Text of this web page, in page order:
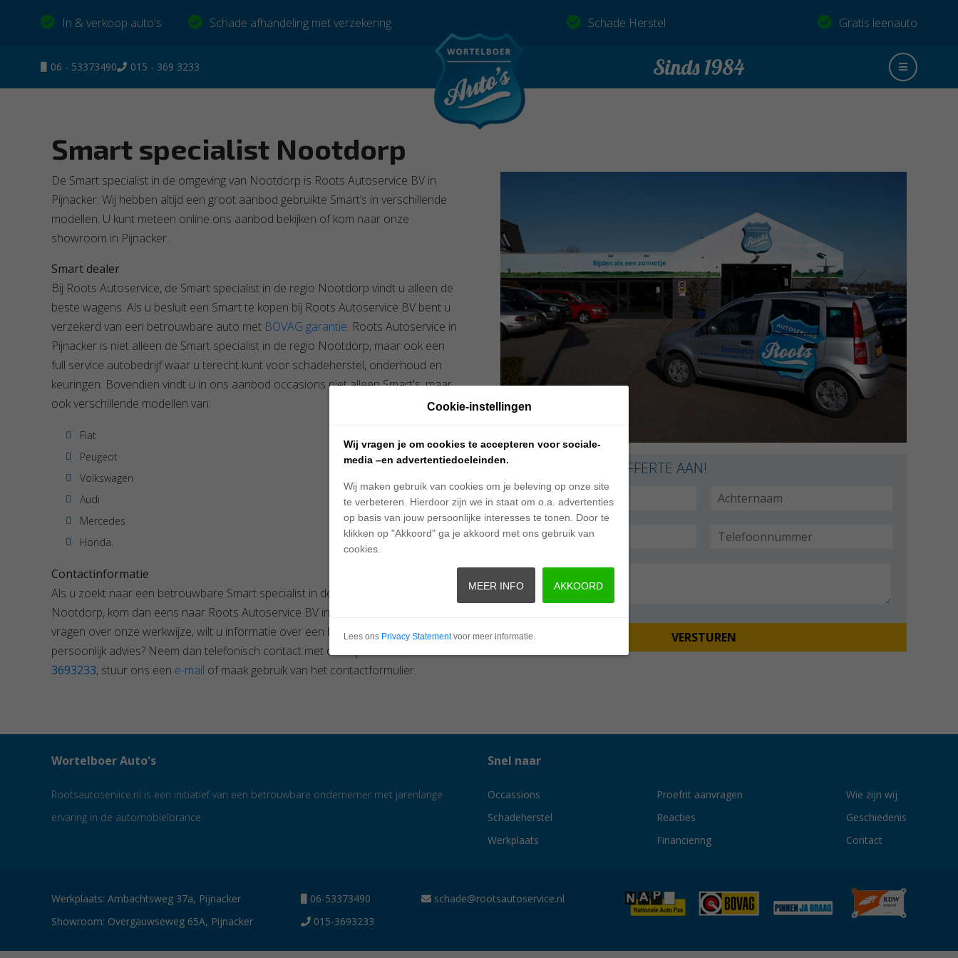
In & verkoop auto's Schade afhandeling met verzekering Schade Herstel Gratis leenauto
06 - 53373490 015 - 369 3233 Sinds 1984
Smart specialist Nootdorp
De Smart specialist in de omgeving van Nootdorp is Roots Autoservice BV in
Pijnacker. Wij hebben altijd een groot aanbod gebruikte Smart’s in verschillende
modellen. U kunt meteen online ons aanbod bekijken of kom naar onze
showroom in Pijnacker.
Smart dealer
Bij Roots Autoservice, de Smart specialist in de regio Nootdorp vindt u alleen de
beste wagens. Als u besluit een Smart te kopen bij Roots Autoservice BV bent u
verzekerd van een betrouwbare auto met BOVAG garantie. Roots Autoservice in
Pijnacker is niet alleen de Smart specialist in de regio Nootdorp, maar ook een
full service autobedrijf waar u terecht kunt voor schadeherstel, onderhoud en
keuringen. Bovendien vindt u in ons aanbod occasions niet alleen Smart's, maar
ook verschillende modellen van:
Fiat
Peugeot
Volkswagen
Audi
Mercedes
Honda.
Contactinformatie
Als u zoekt naar een betrouwbare Smart specialist in de omgeving van
Nootdorp, kom dan eens naar Roots Autoservice BV in Pijnacker. Heeft u
vragen over onze werkwijze, wilt u informatie over een bepaalde auto of wenst u
persoonlijk advies? Neem dan telefonisch contact met ons op via
3693233, stuur ons een e-mail of maak gebruik van het contactformulier.
VRAAG NU EEN OFFERTE AAN!
VERSTUREN
Wortelboer Auto's
Rootsautoservice.nl is een initiatief van een betrouwbare ondernemer met jarenlange
ervaring in de automobielbrance.
Snel naar
Occassions
Schadeherstel
Werkplaats
Proefrit aanvragen
Reacties
Financiering
Wie zijn wij
Geschiedenis
Contact
Werkplaats: Ambachtsweg 37a, Pijnacker
Showroom: Overgauwseweg 65A, Pijnacker
06-53373490
015-3693233
schade@rootsautoservice.nl
Cookie-instellingen
Wij vragen je om cookies te accepteren voor sociale-
media –en advertentiedoeleinden.
Wij maken gebruik van cookies om je beleving op onze site
te verbeteren. Hierdoor zijn we in staat om o.a. advertenties
op basis van jouw persoonlijke interesses te tonen. Door te
klikken op "Akkoord" ga je akkoord met ons gebruik van
cookies.
AKKOORD
MEER INFO
Lees ons Privacy Statementvoor meer informatie.